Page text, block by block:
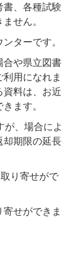
書、各種試験
せん。
ターです。
合や県立図書
用になれま
資料は、お近
ます。
が、場合によ
却期限の延長
り寄せがで
せができま